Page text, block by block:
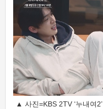
▲ 사진=KBS 2TV ‘누내여2’